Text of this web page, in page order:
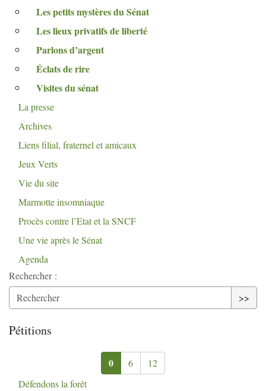
Les petits mystères du Sénat
Les lieux privatifs de liberté
Parlons d’argent
Éclats de rire
Visites du sénat
La presse
Archives
Liens filial, fraternel et amicaux
Jeux Verts
Vie du site
Marmotte insomniaque
Procès contre l’Etat et la SNCF
Une vie après le Sénat
Agenda
Rechercher :
>>
Pétitions
0 6
12
Défendons la forêt